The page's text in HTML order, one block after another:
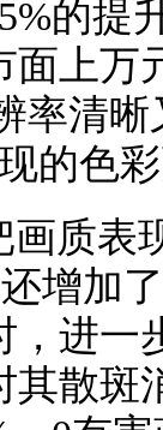
的提
上万
率清晰
的色
画质表
增加
，进一
散斑